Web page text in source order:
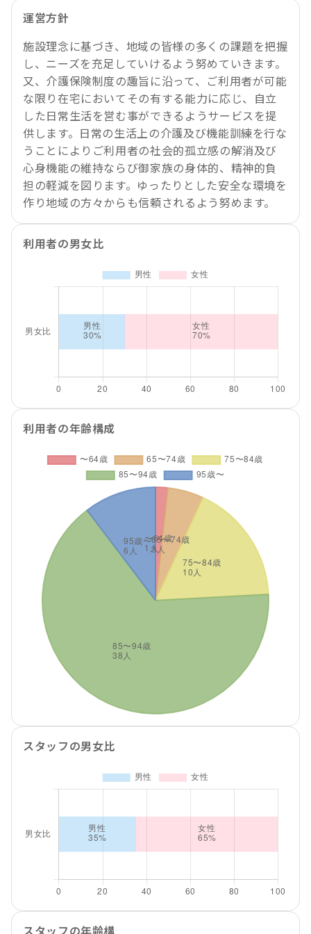
運営方針
施設理念に基づき、地域の皆様の多くの課題を把握
し、ニーズを充足していけるよう努めていきます。
又、介護保険制度の趣旨に沿って、ご利用者が可能
な限り在宅においてその有する能力に応じ、自立
した日常生活を営む事ができるようサービスを提
供します。日常の生活上の介護及び機能訓練を行な
うことによりご利用者の社会的孤立感の解消及び
心身機能の維持ならび御家族の身体的、精神的負
担の軽減を図ります。ゆったりとした安全な環境を
作り地域の方々からも信頼されるよう努めます。
利用者の男女比
利用者の年齢構成
スタッフの男女比